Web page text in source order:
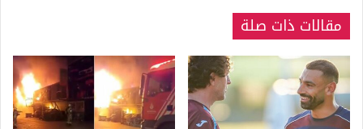
مقالات ذات صلة